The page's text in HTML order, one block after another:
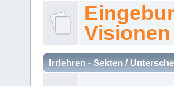
Visionen
Irrlehren - Sekten /